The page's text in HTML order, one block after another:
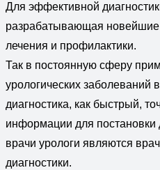
Для эффективной
разрабатывающая новейшие
лечения и профилактики.
Так в постоянную сферу
урологических заболеваний
диагностика, как быстрый,
информации для постановки
врачи урологи являются
диагностики.